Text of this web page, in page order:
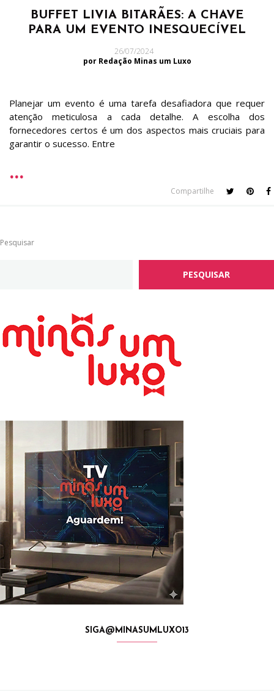
BUFFET LIVIA BITARÃES: A CHAVE
PARA UM EVENTO INESQUECÍVEL
26/07/2024
por Redação Minas um Luxo
Planejar um evento é uma tarefa desafiadora que requer
atenção meticulosa a cada detalhe. A escolha dos
fornecedores certos é um dos aspectos mais cruciais para
garantir o sucesso. Entre
Compartilhe
Pesquisar
PESQUISAR
SIGA@MINASUMLUXO13